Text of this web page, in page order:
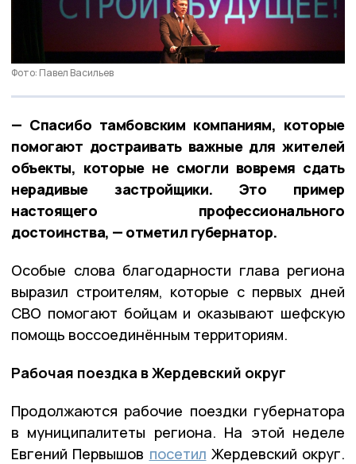
Фото: Павел Васильев
— Спасибо тамбовским компаниям, которые
помогают достраивать важные для жителей
объекты, которые не смогли вовремя сдать
нерадивые застройщики. Это пример
настоящего профессионального
достоинства, — отметил губернатор.
Особые слова благодарности глава региона
выразил строителям, которые с первых дней
СВО помогают бойцам и оказывают шефскую
помощь воссоединённым территориям.
Рабочая поездка в Жердевский округ
Продолжаются рабочие поездки губернатора
в муниципалитеты региона. На этой неделе
Евгений Первышов посетил Жердевский округ.